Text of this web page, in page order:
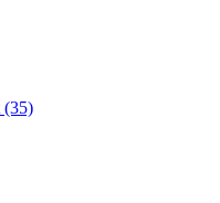
(35)